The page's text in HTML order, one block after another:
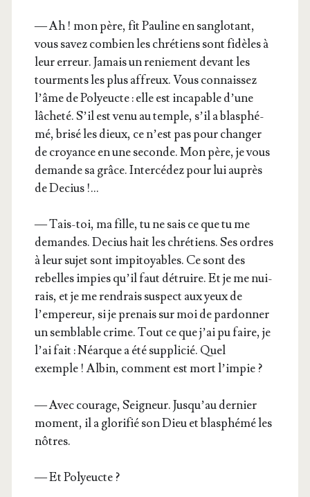
— Ah ! mon père, fit Pau­line en san­glo­tant,
vous savez com­bien les chré­tiens sont fidèles à
leur erreur. Jamais un renie­ment devant les
tour­ments les plus affreux. Vous connais­sez
l’âme de Poly­eucte : elle est inca­pable d’une
lâche­té. S’il est venu au temple, s’il a blas­phé­
mé, bri­sé les dieux, ce n’est pas pour chan­ger
de croyance en une seconde. Mon père, je vous
demande sa grâce. Inter­cé­dez pour lui auprès
de Decius !…
— Tais-toi, ma fille, tu ne sais ce que tu me
demandes. Decius hait les chré­tiens. Ses ordres
à leur sujet sont impi­toyables. Ce sont des
rebelles impies qu’il faut détruire. Et je me nui­
rais, et je me ren­drais sus­pect aux yeux de
l’empereur, si je pre­nais sur moi de par­don­ner
un sem­blable crime. Tout ce que j’ai pu faire, je
l’ai fait : Néarque a été sup­pli­cié. Quel
exemple ! Albin, com­ment est mort l’impie ?
— Avec cou­rage, Sei­gneur. Jus­qu’au der­nier
moment, il a glo­ri­fié son Dieu et blas­phé­mé les
nôtres.
— Et Polyeucte ?